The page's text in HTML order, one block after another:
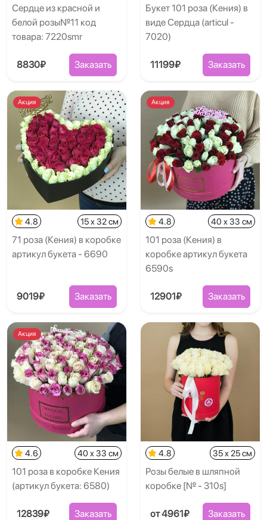
Сердце из красной и
белой розы№11 код
товара: 7220smr
8830₽ Заказать
Букет 101 роза (Кения) в
виде Сердца (articul -
7020)
11199₽ Заказать
Акция
4.8 15 x 32 см
71 роза (Кения) в коробке
артикул букета - 6690
9019₽ Заказать
Акция
4.8 40 x 33 см
101 роза (Кения) в
коробке артикул букета
6590s
12901₽ Заказать
Акция
4.6 40 x 33 см
101 роза в коробке Кения
(артикул букета: 6580)
12839₽ Заказать
4.8 35 x 25 см
Розы белые в шляпной
коробке [№ - 310s]
от 4961₽ Заказать